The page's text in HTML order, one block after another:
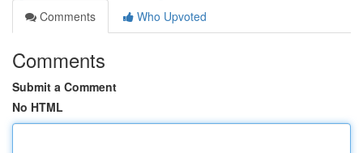
Comments
Who Upvoted
Comments
Submit a Comment
No HTML